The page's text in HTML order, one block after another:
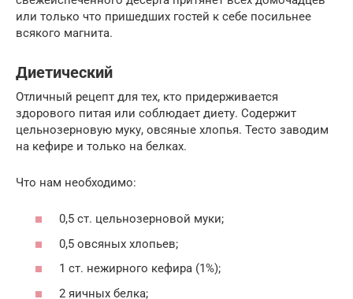
или только что пришедших гостей к себе посильнее
всякого магнита.
Диетический
Отличный рецепт для тех, кто придерживается
здорового питая или соблюдает диету. Содержит
цельнозерновую муку, овсяные хлопья. Тесто заводим
на кефире и только на белках.
Что нам необходимо:
0,5 ст. цельнозерновой муки;
0,5 овсяных хлопьев;
1 ст. нежирного кефира (1%);
2 яичных белка;